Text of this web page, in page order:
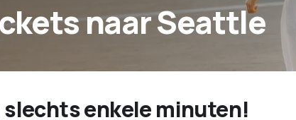
naar Seattle
slechts enkele minuten!